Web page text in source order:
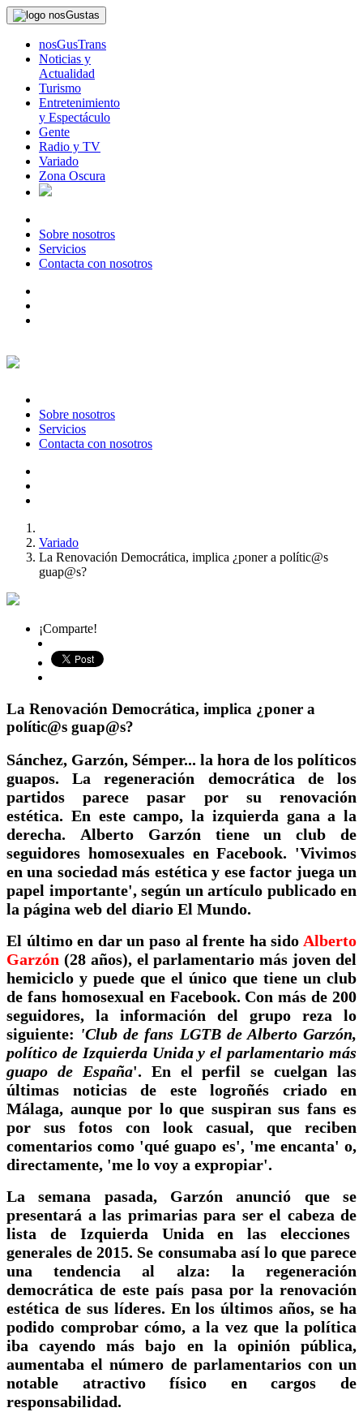
nosGusTrans
Noticias y
Actualidad
Turismo
Entretenimiento
y Espectáculo
Gente
Radio y TV
Variado
Zona Oscura
Sobre nosotros
Servicios
Contacta con nosotros
Sobre nosotros
Servicios
Contacta con nosotros
Variado
La Renovación Democrática, implica ¿poner a polític@s
guap@s?
¡Comparte!
La Renovación Democrática, implica ¿poner a
polític@s guap@s?
Sánchez, Garzón, Sémper... la hora de los políticos
guapos. La regeneración democrática de los
partidos parece pasar por su renovación
estética. En este campo, la izquierda gana a la
derecha. Alberto Garzón tiene un club de
seguidores homosexuales en Facebook. 'Vivimos
en una sociedad más estética y ese factor juega un
papel importante', según un artículo publicado en
la página web del diario El Mundo.
El último en dar un paso al frente ha sido Alberto
Garzón (28 años), el parlamentario más joven del
hemiciclo y puede que el único que tiene un club
de fans homosexual en Facebook. Con más de 200
seguidores, la información del grupo reza lo
siguiente: 'Club de fans LGTB de Alberto Garzón,
político de Izquierda Unida y el parlamentario más
guapo de España'. En el perfil se cuelgan las
últimas noticias de este logroñés criado en
Málaga, aunque por lo que suspiran sus fans es
por sus fotos con look casual, que reciben
comentarios como 'qué guapo es', 'me encanta' o,
directamente, 'me lo voy a expropiar'.
La semana pasada, Garzón anunció que se
presentará a las primarias para ser el cabeza de
lista de Izquierda Unida en las elecciones
generales de 2015. Se consumaba así lo que parece
una tendencia al alza: la regeneración
democrática de este país pasa por la renovación
estética de sus líderes. En los últimos años, se ha
podido comprobar cómo, a la vez que la política
iba cayendo más bajo en la opinión pública,
aumentaba el número de parlamentarios con un
notable atractivo físico en cargos de
responsabilidad.